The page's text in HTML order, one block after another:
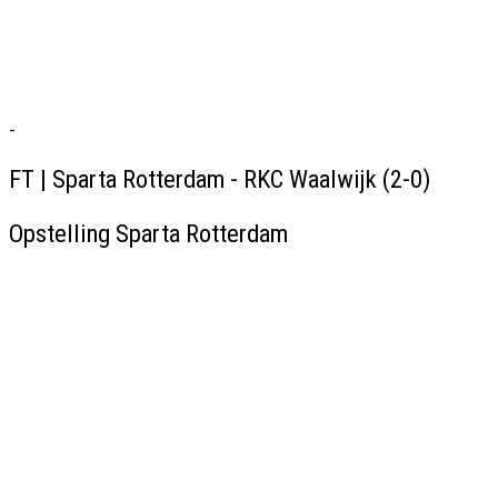
-
FT | Sparta Rotterdam - RKC Waalwijk (2-0)
Opstelling Sparta Rotterdam